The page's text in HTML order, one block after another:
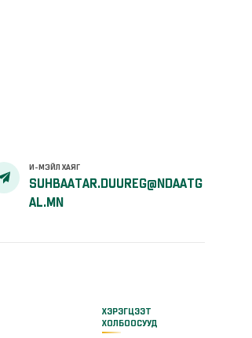
И-МЭЙЛ ХАЯГ
SUHBAATAR.DUUREG@NDAATG
AL.MN
ХЭРЭГЦЭЭТ
ХОЛБООСУУД